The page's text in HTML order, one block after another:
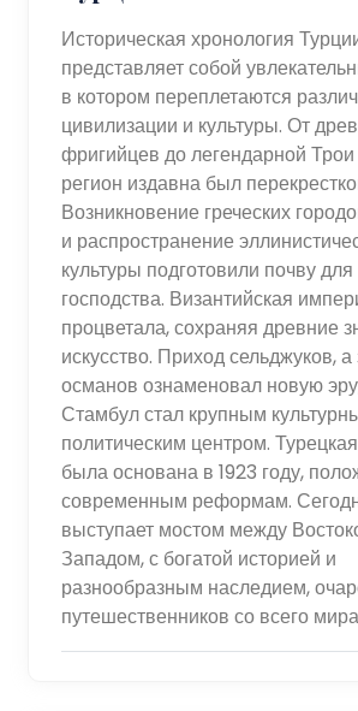
Историческая хронология
представляет собой
в котором переплетаются
цивилизации и культуры. От
фригийцев до легендарной
регион издавна был
Возникновение греческих
и распространение
культуры подготовили почву
господства. Византийская
процветала, сохраняя древние
искусство. Приход сельджуков, а
османов ознаменовал новую
Стамбул стал крупным
политическим центром.
была основана в 1923 году,
современным реформам.
выступает мостом между
Западом, с богатой историей и
разнообразным наследием,
путешественников со всего